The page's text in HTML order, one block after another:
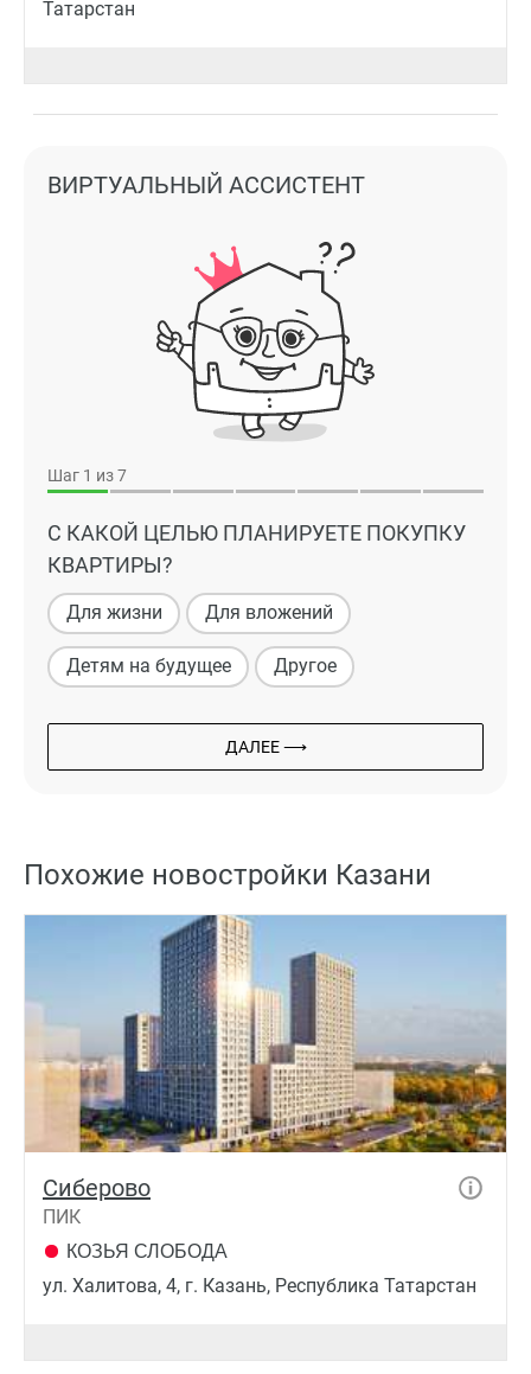
Татарстан
Шаг 1 из 7
С КАКОЙ ЦЕЛЬЮ ПЛАНИРУЕТЕ ПОКУПКУ
КВАРТИРЫ?
Для жизни Для вложений
Детям на будущее Другое
ДАЛЕЕ ⟶
ВИРТУАЛЬНЫЙ АССИСТЕНТ
Похожие новостройки Казани
Сиберово
ПИК
КОЗЬЯ СЛОБОДА
ул. Халитова, 4, г. Казань, Республика Татарстан